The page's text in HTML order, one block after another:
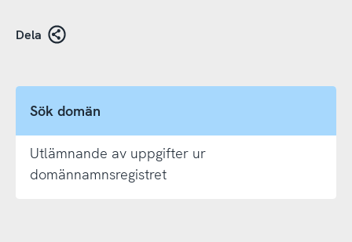
Dela
Sök domän
Utlämnande av uppgifter ur
domännamnsregistret